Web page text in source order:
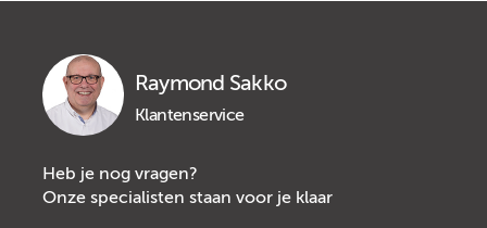
Raymond Sakko
Klantenservice
Heb je nog vragen?
Onze specialisten staan voor je klaar